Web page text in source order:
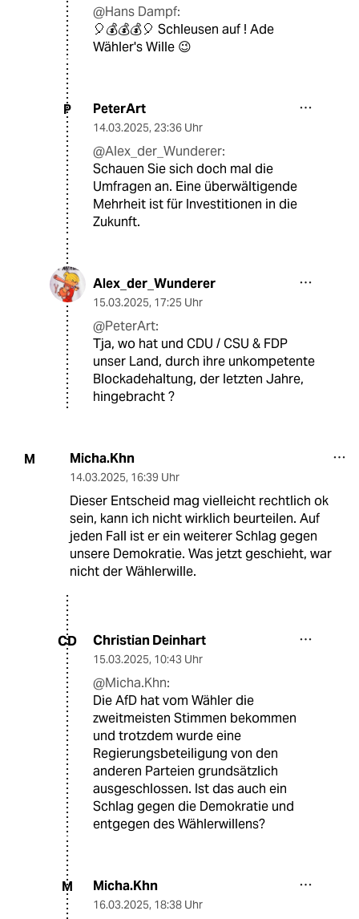
@Hans Dampf:
🎈💰💰💰🎈 Schleusen auf ! Ade
Wähler's Wille 😉
P PeterArt
14.03.2025, 23:36 Uhr
@Alex_der_Wunderer:
Schauen Sie sich doch mal die
Umfragen an. Eine überwältigende
Mehrheit ist für Investitionen in die
Zukunft.
Alex_der_Wunderer
15.03.2025, 17:25 Uhr
@PeterArt:
Tja, wo hat und CDU / CSU & FDP
unser Land, durch ihre unkompetente
Blockadehaltung, der letzten Jahre,
hingebracht ?
M Micha.Khn
14.03.2025, 16:39 Uhr
Dieser Entscheid mag vielleicht rechtlich ok
sein, kann ich nicht wirklich beurteilen. Auf
jeden Fall ist er ein weiterer Schlag gegen
unsere Demokratie. Was jetzt geschieht, war
nicht der Wählerwille.
CD Christian Deinhart
15.03.2025, 10:43 Uhr
@Micha.Khn:
Die AfD hat vom Wähler die
zweitmeisten Stimmen bekommen
und trotzdem wurde eine
Regierungsbeteiligung von den
anderen Parteien grundsätzlich
ausgeschlossen. Ist das auch ein
Schlag gegen die Demokratie und
entgegen des Wählerwillens?
M Micha.Khn
16.03.2025, 18:38 Uhr